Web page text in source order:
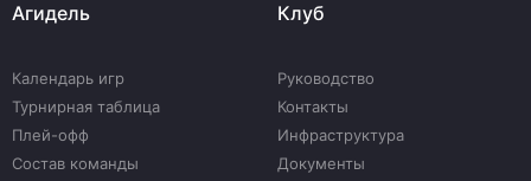
Агидель
Календарь игр
Турнирная таблица
Плей-офф
Состав команды
Клуб
Руководство
Контакты
Инфраструктура
Документы